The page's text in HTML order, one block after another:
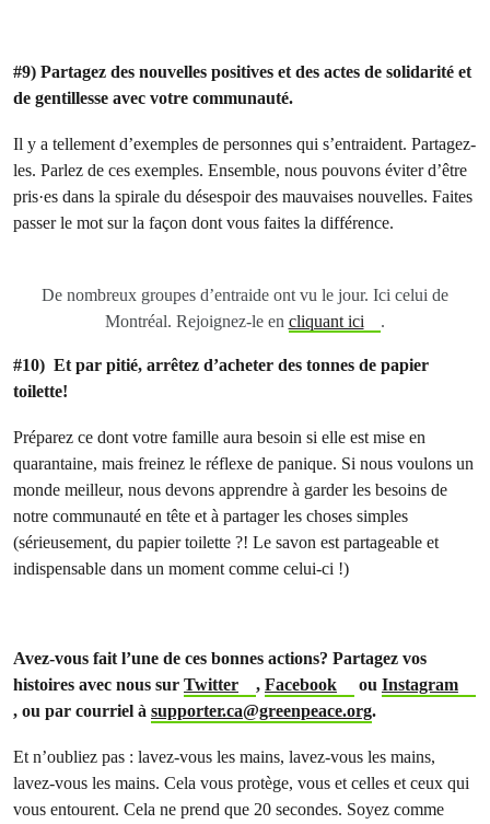
#9) Partagez des nouvelles positives et des actes de solidarité et
de gentillesse avec votre communauté.
Il y a tellement d’exemples de personnes qui s’entraident. Partagez-
les. Parlez de ces exemples. Ensemble, nous pouvons éviter d’être
pris·es dans la spirale du désespoir des mauvaises nouvelles. Faites
passer le mot sur la façon dont vous faites la différence.
De nombreux groupes d’entraide ont vu le jour. Ici celui de
Montréal. Rejoignez-le en cliquant ici .
#10) Et par pitié, arrêtez d’acheter des tonnes de papier
toilette!
Préparez ce dont votre famille aura besoin si elle est mise en
quarantaine, mais freinez le réflexe de panique. Si nous voulons un
monde meilleur, nous devons apprendre à garder les besoins de
notre communauté en tête et à partager les choses simples
(sérieusement, du papier toilette ?! Le savon est partageable et
indispensable dans un moment comme celui-ci !)
Avez-vous fait l’une de ces bonnes actions? Partagez vos
histoires avec nous sur Twitter , Facebook ou Instagram
, ou par courriel à supporter.ca@greenpeace.org.
Et n’oubliez pas : lavez-vous les mains, lavez-vous les mains,
lavez-vous les mains. Cela vous protège, vous et celles et ceux qui
vous entourent. Cela ne prend que 20 secondes. Soyez comme